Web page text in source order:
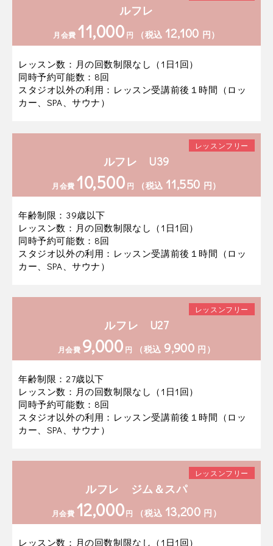
ルフレ
月会費 11,000 円 （税込 12,100 円）
レッスン数：月の回数制限なし（1日1回）
同時予約可能数：8回
スタジオ以外の利用：レッスン受講前後１時間（ロッ
カー、SPA、サウナ）
レッスンフリー
ルフレ U39
月会費 10,500 円 （税込 11,550 円）
年齢制限：39歳以下
レッスン数：月の回数制限なし（1日1回）
同時予約可能数：8回
スタジオ以外の利用：レッスン受講前後１時間（ロッ
カー、SPA、サウナ）
レッスンフリー
ルフレ U27
月会費 9,000 円 （税込 9,900 円）
年齢制限：27歳以下
レッスン数：月の回数制限なし（1日1回）
同時予約可能数：8回
スタジオ以外の利用：レッスン受講前後１時間（ロッ
カー、SPA、サウナ）
レッスンフリー
ルフレ ジム＆スパ
月会費 12,000円 （税込 13,200 円）
レッスン数：月の回数制限なし（1日1回）